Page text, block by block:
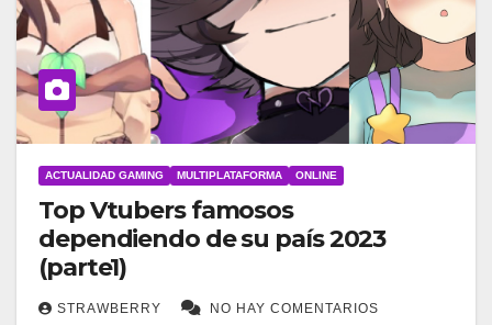
ACTUALIDAD GAMING MULTIPLATAFORMA ONLINE
Top Vtubers famosos
dependiendo de su país 2023
(parte1)
STRAWBERRY NO HAY COMENTARIOS